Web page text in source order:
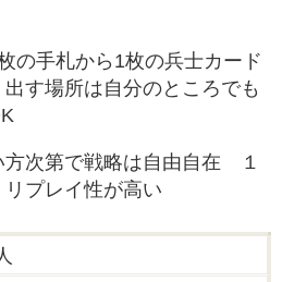
の手札から1枚の兵士カード
す場所は自分のところでも
方次第で戦略は自由自在 １
プレイ性が高い